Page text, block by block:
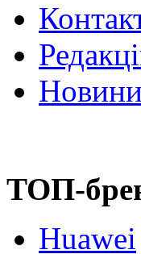
Новини
ТОП-
Huawei